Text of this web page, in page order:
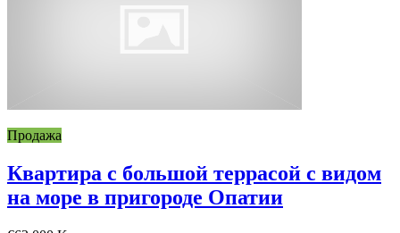
Продажа
Квартира с большой террасой с видом
на море в пригороде Опатии